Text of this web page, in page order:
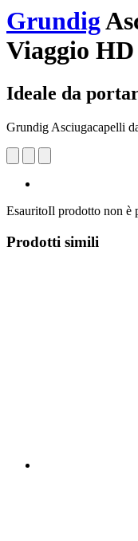
Grundig
Viaggio HD
Ideale da
Grundig Asciugacapelli
EsauritoIl prodotto non è
Prodotti simili